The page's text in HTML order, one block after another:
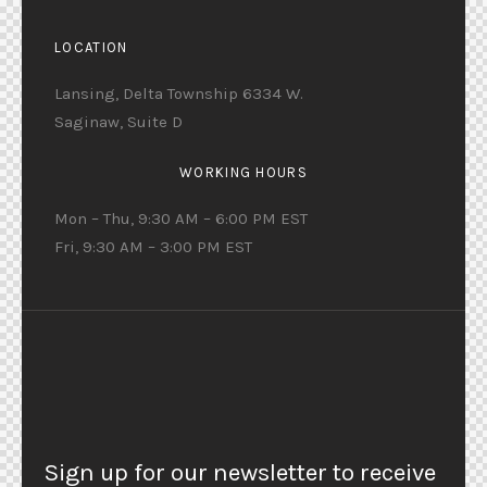
LOCATION
Lansing, Delta Township 6334 W.
Saginaw, Suite D
WORKING HOURS
Mon – Thu, 9:30 AM – 6:00 PM EST
Fri, 9:30 AM – 3:00 PM EST
Sign up for our newsletter to receive